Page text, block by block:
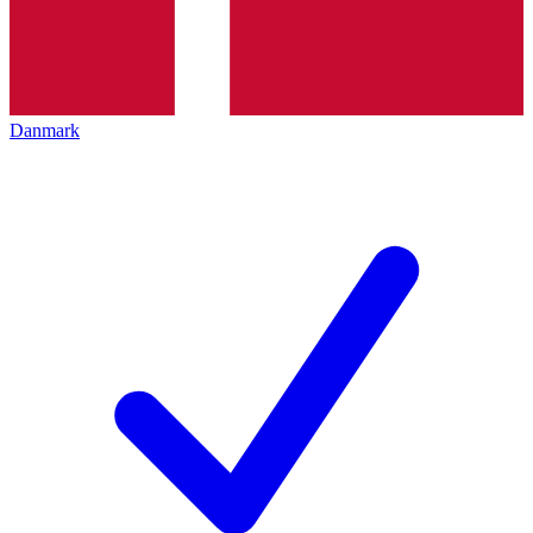
Danmark